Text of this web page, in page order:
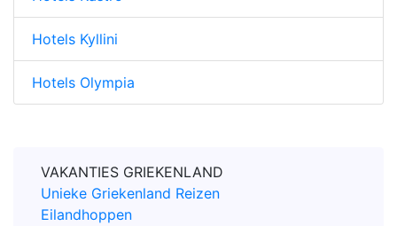
Hotels Kyllini
Hotels Olympia
VAKANTIES GRIEKENLAND
Unieke Griekenland Reizen
Eilandhoppen